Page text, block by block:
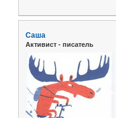
Саша
Активист - писатель